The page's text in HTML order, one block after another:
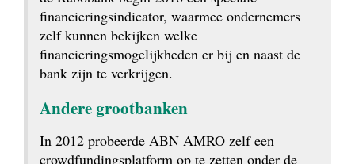
financierings­indicator, waarmee ondernemers
zelf kunnen bekijken welke
financieringsmogelijkheden er bij en naast de
bank zijn te verkrijgen.
Andere grootbanken
In 2012 probeerde ABN AMRO zelf een
crowdfundings­platform op te zetten onder de